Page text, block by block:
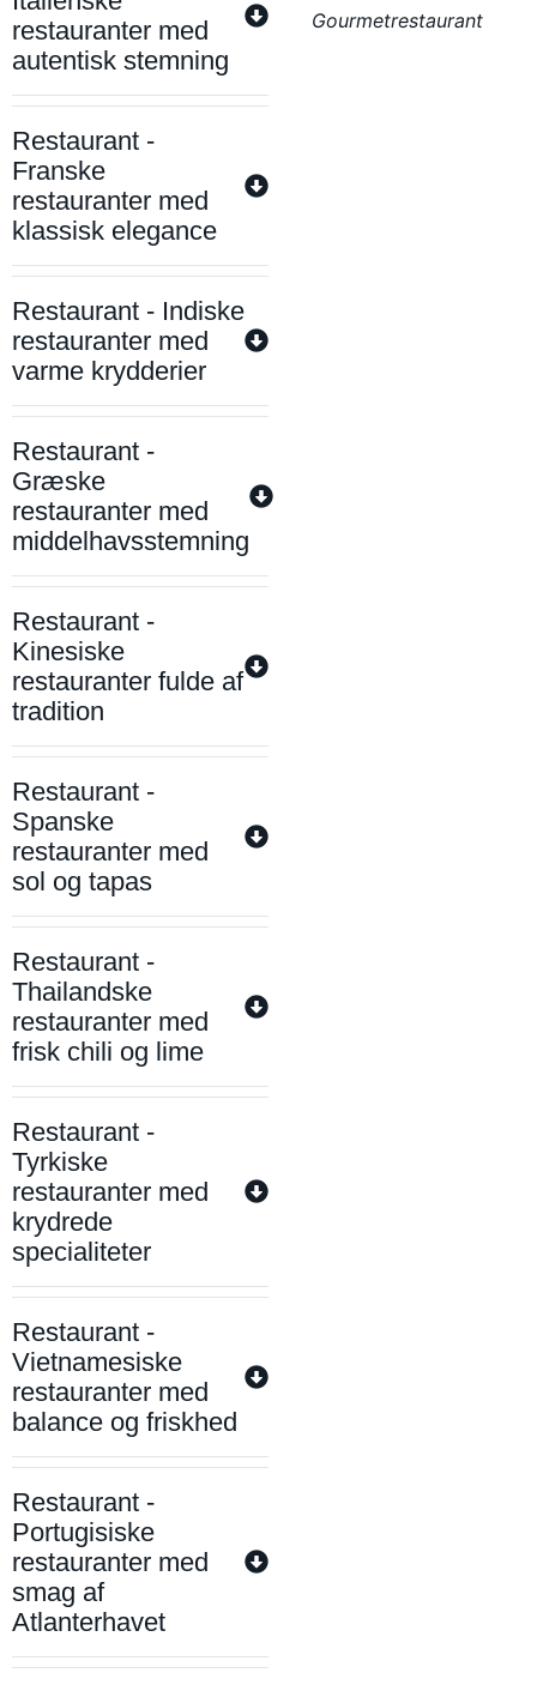
restauranter med
autentisk stemning
Restaurant -
Franske
restauranter med
klassisk elegance
Restaurant - Indiske
restauranter med
varme krydderier
Restaurant -
Græske
restauranter med
middelhavsstemning
Restaurant -
Kinesiske
restauranter fulde af
tradition
Restaurant -
Spanske
restauranter med
sol og tapas
Restaurant -
Thailandske
restauranter med
frisk chili og lime
Restaurant -
Tyrkiske
restauranter med
krydrede
specialiteter
Restaurant -
Vietnamesiske
restauranter med
balance og friskhed
Restaurant -
Portugisiske
restauranter med
smag af
Atlanterhavet
Gourmetrestaurant